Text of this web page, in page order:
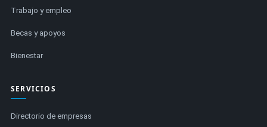
Trabajo y empleo
Becas y apoyos
Bienestar
SERVICIOS
Directorio de empresas